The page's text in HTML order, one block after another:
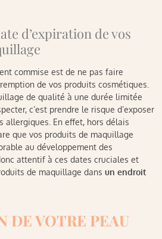
d’expiration de vos
commise est de ne pas faire
de vos produits cosmétiques.
de qualité à une durée limitée
c’est prendre le risque d’exposer
allergiques. En effet, hors délais
que vos produits de maquillage
au développement des
attentif à ces dates cruciales et
de maquillage dans un endroit
DE VOTRE PEAU